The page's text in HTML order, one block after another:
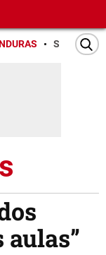
SAN PEDRO